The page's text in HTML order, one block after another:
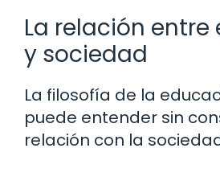
La relación
y sociedad
La filosofía de la
puede entender sin
relación con la